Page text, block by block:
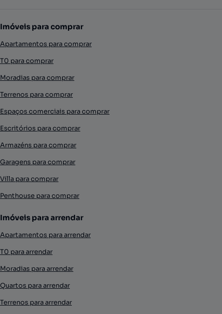
Imóveis para comprar
Apartamentos para comprar
T0 para comprar
Moradias para comprar
Terrenos para comprar
Espaços comerciais para comprar
Escritórios para comprar
Armazéns para comprar
Garagens para comprar
Villa para comprar
Penthouse para comprar
Imóveis para arrendar
Apartamentos para arrendar
T0 para arrendar
Moradias para arrendar
Quartos para arrendar
Terrenos para arrendar